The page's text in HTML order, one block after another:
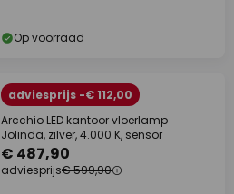
Op voorraad
adviesprijs -€ 112,00
Arcchio LED kantoor vloerlamp
Jolinda, zilver, 4.000 K, sensor
€ 487,90
adviesprijs€ 599,90